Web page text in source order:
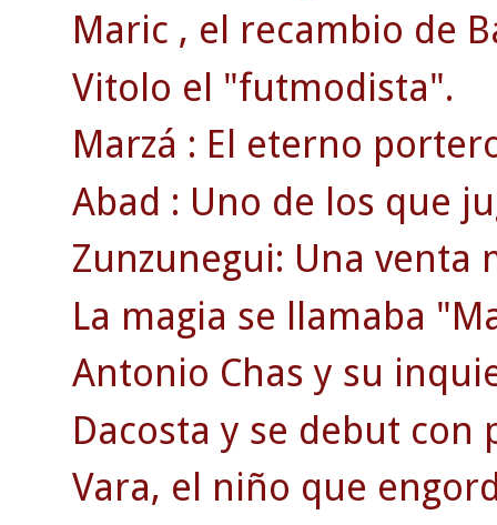
Maric , el recambio de
Vitolo el "futmodista".
Marzá : El eterno
Abad : Uno de los que
Zunzunegui: Una venta
La magia se llamaba
Antonio Chas y su
Dacosta y se debut con
Vara, el niño que